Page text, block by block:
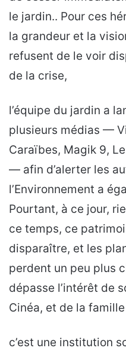
le jardin.. Pour ces
la grandeur et la
refusent de le voir
de la crise,
l’équipe du jardin a
plusieurs médias —
Caraïbes, Magik 9,
— afin d’alerter les
l’Environnement a
Pourtant, à ce jour,
ce temps, ce
disparaître, et les
perdent un peu plus
dépasse l’intérêt de
Cinéa, et de la
c’est une institution